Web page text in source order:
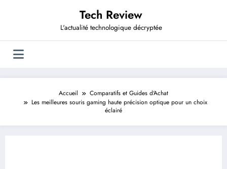
Tech Review
L'actualité technologique décryptée
Accueil
Comparatifs et Guides d'Achat
Les meilleures souris gaming haute précision optique pour un choix
éclairé